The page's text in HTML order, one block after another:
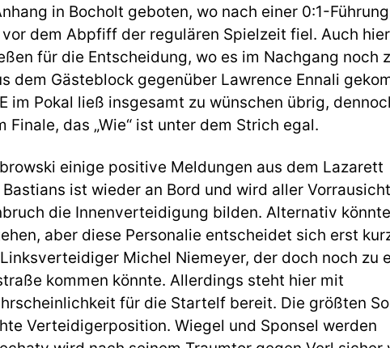
in Bocholt geboten, wo nach einer 0:1-Führung
dem Abpfiff der regulären Spielzeit fiel. Auch hier
für die Entscheidung, wo es im Nachgang noch
dem Gästeblock gegenüber Lawrence Ennali
im Pokal ließ insgesamt zu wünschen übrig,
das „Wie“ ist unter dem Strich egal.
einige positive Meldungen aus dem Lazarett
ist wieder an Bord und wird aller
die Innenverteidigung bilden. Alternativ
aber diese Personalie entscheidet sich erst
Michel Niemeyer, der doch noch zu
kommen könnte. Allerdings steht hier mit
für die Startelf bereit. Die größten
Verteidigerposition. Wiegel und Sponsel werden